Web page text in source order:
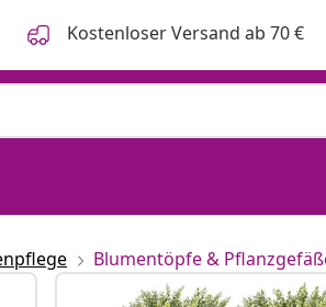
Kostenloser Versand ab 70 €
Blumentöpfe &